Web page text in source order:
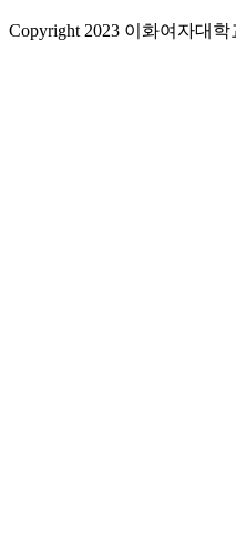
Copyright 2023 이화여자대